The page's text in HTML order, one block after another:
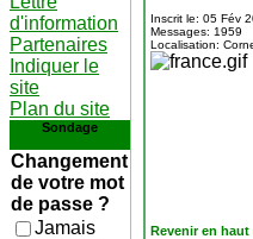
d'information
Partenaires
Indiquer le
site
Plan du site
Sondage
Changement
de votre mot
de passe ?
Jamais
Inscrit le: 05 Fév
Messages: 1959
Localisation:
Revenir en haut